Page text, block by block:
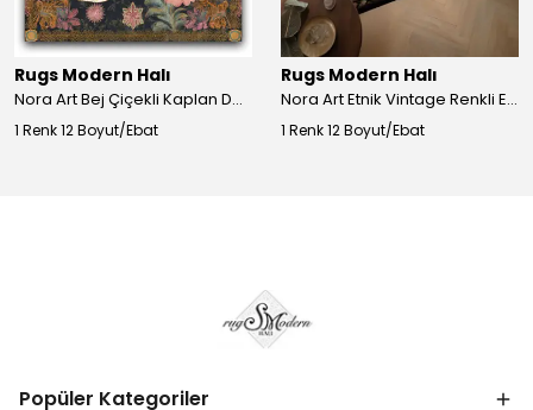
Rugs Modern Halı
Nora Art Bej Çiçekli Kaplan Desenli Dokuma Taban Dekoratif Salon Halısı 61
1 Renk 12 Boyut/Ebat
Rugs Modern Halı
Nora Art Etnik Vintage Renkli Eskitme Dokuma Taban Dekoratif Salon Halısı 63
1 Renk 12 Boyut/Ebat
Popüler Kategoriler